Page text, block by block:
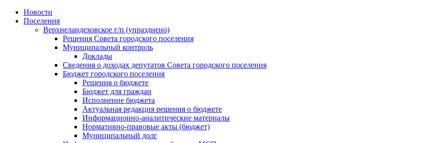
Skip
Новости
Поселения
Верхнеландеховское г/п (упразднено)
Решения Совета городского поселения
Муниципальный контроль
Доклады
Сведения о доходах депутатов Совета городского поселения
Бюджет городского поселения
Решения о бюджете
Бюджет для граждан
Исполнение бюджета
Актуальная редакция решения о бюджете
Информационно-аналитические материалы
Нормативно-правовые акты (бюджет)
Муниципальный долг